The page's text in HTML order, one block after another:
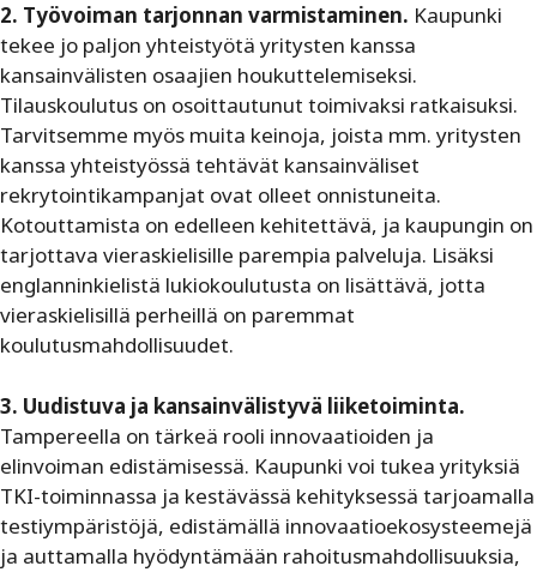
2. Työvoiman tarjonnan varmistaminen. Kaupunki
tekee jo paljon yhteistyötä yritysten kanssa
kansainvälisten osaajien houkuttelemiseksi.
Tilauskoulutus on osoittautunut toimivaksi ratkaisuksi.
Tarvitsemme myös muita keinoja, joista mm. yritysten
kanssa yhteistyössä tehtävät kansainväliset
rekrytointikampanjat ovat olleet onnistuneita.
Kotouttamista on edelleen kehitettävä, ja kaupungin on
tarjottava vieraskielisille parempia palveluja. Lisäksi
englanninkielistä lukiokoulutusta on lisättävä, jotta
vieraskielisillä perheillä on paremmat
koulutusmahdollisuudet.
3. Uudistuva ja kansainvälistyvä liiketoiminta.
Tampereella on tärkeä rooli innovaatioiden ja
elinvoiman edistämisessä. Kaupunki voi tukea yrityksiä
TKI-toiminnassa ja kestävässä kehityksessä tarjoamalla
testiympäristöjä, edistämällä innovaatioekosysteemejä
ja auttamalla hyödyntämään rahoitusmahdollisuuksia,